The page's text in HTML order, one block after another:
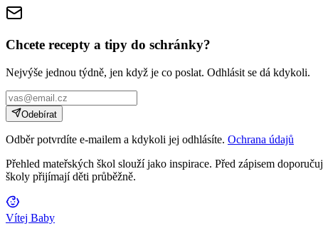
Chcete recepty a tipy do schránky?
Nejvýše jednou týdně, jen když je co poslat. Odhlásit se dá kdykoli.
Odebírat
Odběr potvrdíte e-mailem a kdykoli jej odhlásíte. Ochrana údajů
Přehled mateřských škol slouží jako inspirace. Před zápisem
školy přijímají děti průběžně.
Vítej Baby